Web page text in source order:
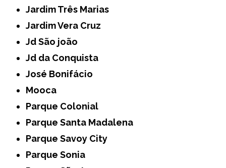
Jardim Três Marias
Jardim Vera Cruz
Jd São joão
Jd da Conquista
José Bonifácio
Mooca
Parque Colonial
Parque Santa Madalena
Parque Savoy City
Parque Sonia